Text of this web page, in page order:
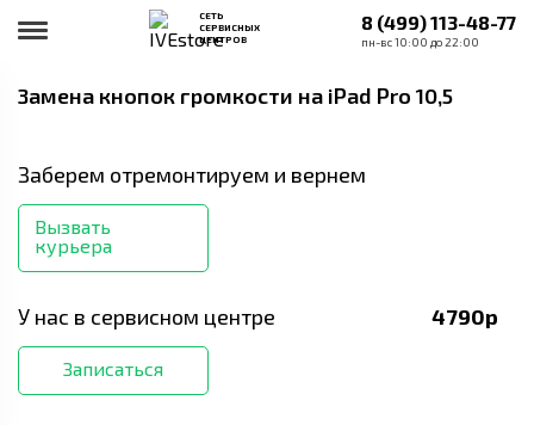
СЕТЬ
СЕРВИСНЫХ
ЦЕНТРОВ
8 (499) 113-48-77
пн-вс 10:00 до 22:00
Замена кнопок громкости на iPad Pro 10,5
Заберем отремонтируем и вернем
Вызвать
курьера
У нас в сервисном центре 4790р
Записаться